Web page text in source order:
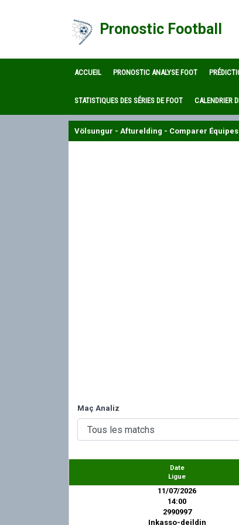
Pronostic Football
ACCUEIL PRONOSTIC ANALYSE FOOT
STATISTIQUES DES SÉRIES DE FOOT CALENDRIER
Völsungur - Afturelding - Comparer
Maç Analiz
Date
Ligue
11/07/2026
14:00
2990997
Inkasso-deildin